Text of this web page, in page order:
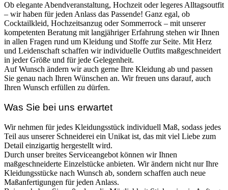
Ob elegante Abendveranstaltung, Hochzeit oder legeres Alltagsoutfit
– wir haben für jeden Anlass das Passende! Ganz egal, ob
Cocktailkleid, Hochzeitsanzug oder Sommerrock – mit unserer
kompetenten Beratung mit langjähriger Erfahrung stehen wir Ihnen
in allen Fragen rund um Kleidung und Stoffe zur Seite. Mit Herz
und Leidenschaft schaffen wir individuelle Outfits maßgeschneidert
in jeder Größe und für jede Gelegenheit.
Auf Wunsch ändern wir auch gerne Ihre Kleidung ab und passen
Sie genau nach Ihren Wünschen an. Wir freuen uns darauf, auch
Ihren Wunsch erfüllen zu dürfen.
Was Sie bei uns erwartet
Wir nehmen für jedes Kleidungsstück individuell Maß, sodass jedes
Teil aus unserer Schneiderei ein Unikat ist, das mit viel Liebe zum
Detail einzigartig hergestellt wird.
Durch unser breites Serviceangebot können wir Ihnen
maßgeschneiderte Einzelstücke anbieten. Wir ändern nicht nur Ihre
Kleidungsstücke nach Wunsch ab, sondern schaffen auch neue
Maßanfertigungen für jeden Anlass.